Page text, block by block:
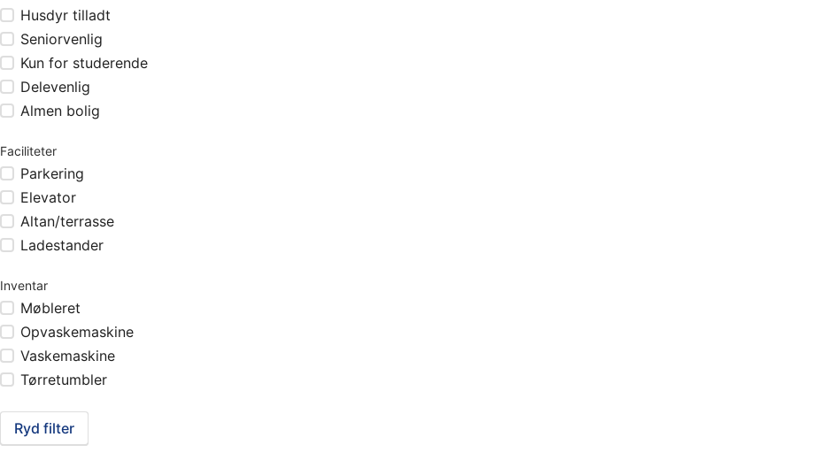
Husdyr tilladt
Seniorvenlig
Kun for studerende
Delevenlig
Almen bolig
Faciliteter
Parkering
Elevator
Altan/terrasse
Ladestander
Inventar
Møbleret
Opvaskemaskine
Vaskemaskine
Tørretumbler
Ryd filter